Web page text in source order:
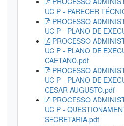
UC P - PARECER
PROCESSO
UC P - PLANO DE
PROCESSO
UC P - PLANO DE
CAETANO.pdf
PROCESSO
UC P - PLANO DE
CESAR AUGUSTO.pdf
PROCESSO
UC P -
SECRETARIA.pdf